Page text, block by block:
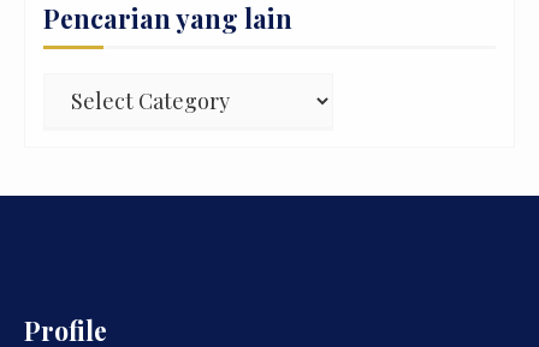
Pencarian yang lain
Pencarian
Profile